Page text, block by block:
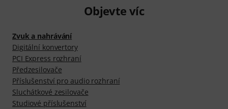
Objevte víc
Zvuk a nahrávání
Digitální konvertory
PCI Express rozhraní
Předzesilovače
Příslušenství pro audio rozhraní
Sluchátkové zesilovače
Studiové příslušenství